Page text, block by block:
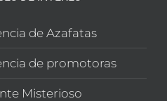
de Azafatas
de promotoras
Misterioso